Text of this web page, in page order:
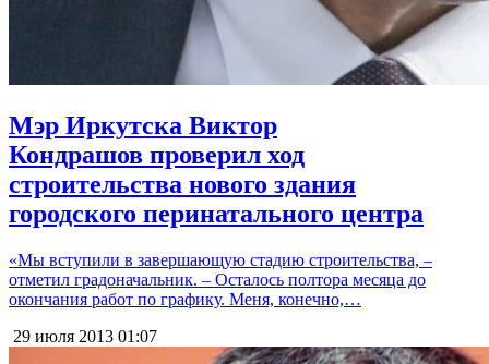
Мэр Иркутска Виктор
Кондрашов проверил ход
строительства нового здания
городского перинатального центра
«Мы вступили в завершающую стадию строительства, –
отметил градоначальник. – Осталось полтора месяца до
окончания работ по графику. Меня, конечно,…
29 июля 2013 01:07